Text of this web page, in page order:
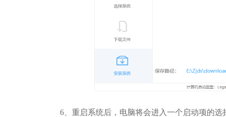
6、重启系统后，电脑将会进入一个启动项的选